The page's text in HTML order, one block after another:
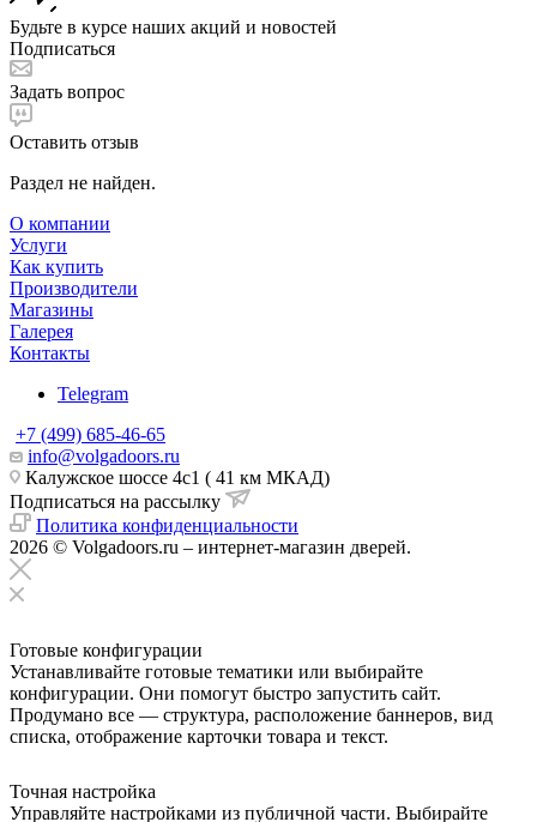
Будьте в курсе наших акций и новостей
Подписаться
Задать вопрос
Оставить отзыв
Раздел не найден.
О компании
Услуги
Как купить
Производители
Магазины
Галерея
Контакты
Telegram
+7 (499) 685-46-65
info@volgadoors.ru
Калужское шоссе 4с1 ( 41 км МКАД)
Подписаться на рассылку
Политика конфиденциальности
2026 © Volgadoors.ru – интернет-магазин дверей.
Готовые конфигурации
Устанавливайте готовые тематики или выбирайте
конфигурации. Они помогут быстро запустить сайт.
Продумано все — структура, расположение баннеров, вид
списка, отображение карточки товара и текст.
Точная настройка
Управляйте настройками из публичной части. Выбирайте